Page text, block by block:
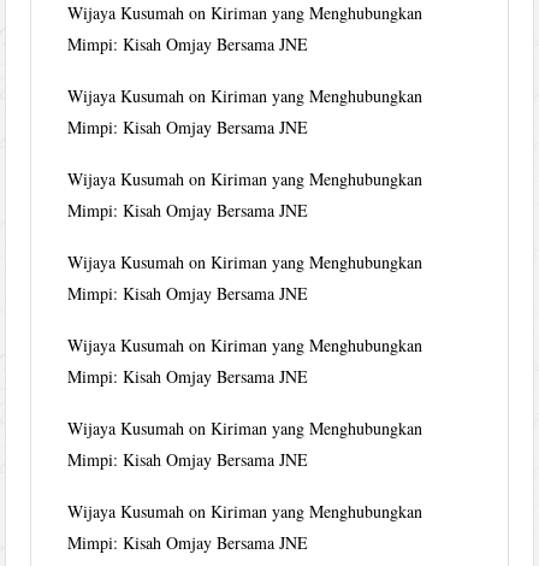
Wijaya Kusumah onKiriman yang Menghubungkan
Mimpi: Kisah Omjay Bersama JNE
Wijaya Kusumah onKiriman yang Menghubungkan
Mimpi: Kisah Omjay Bersama JNE
Wijaya Kusumah onKiriman yang Menghubungkan
Mimpi: Kisah Omjay Bersama JNE
Wijaya Kusumah onKiriman yang Menghubungkan
Mimpi: Kisah Omjay Bersama JNE
Wijaya Kusumah onKiriman yang Menghubungkan
Mimpi: Kisah Omjay Bersama JNE
Wijaya Kusumah onKiriman yang Menghubungkan
Mimpi: Kisah Omjay Bersama JNE
Wijaya Kusumah onKiriman yang Menghubungkan
Mimpi: Kisah Omjay Bersama JNE